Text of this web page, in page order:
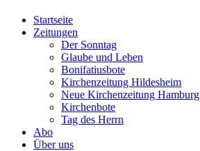
Startseite
Zeitungen
Der Sonntag
Glaube und Leben
Bonifatiusbote
Kirchenzeitung Hildesheim
Neue Kirchenzeitung Hamburg
Kirchenbote
Tag des Herrn
Abo
Über uns